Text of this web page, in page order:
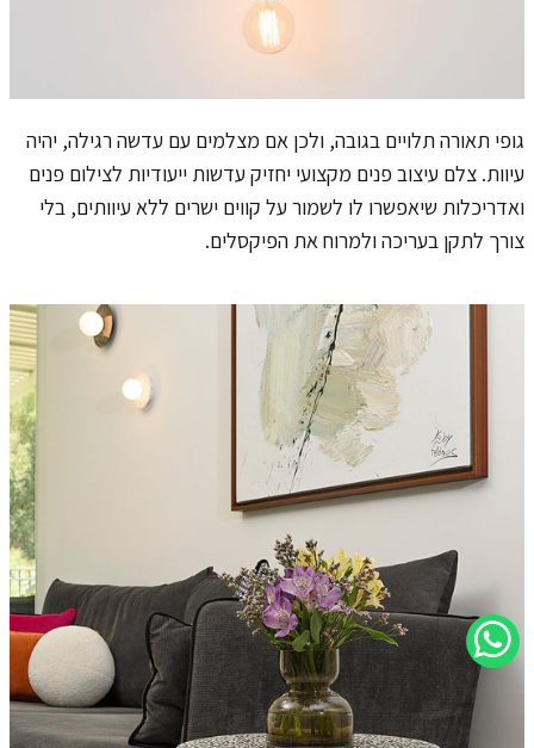
גופי תאורה תלויים בגובה, ולכן אם מצלמים עם עדשה רגילה, יהיה
עיוות. צלם עיצוב פנים מקצועי יחזיק עדשות ייעודיות לצילום פנים
ואדריכלות שיאפשרו לו לשמור על קווים ישרים ללא עיוותים, בלי
צורך לתקן בעריכה ולמרוח את הפיקסלים.